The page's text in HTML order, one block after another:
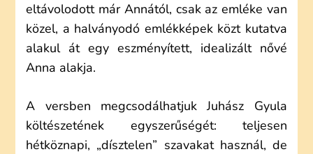
eltávolodott már Annától, csak az emléke van
közel, a halványodó emlékképek közt kutatva
alakul át egy eszményített, idealizált nővé
Anna alakja.
A versben megcsodálhatjuk Juhász Gyula
költészetének egyszerűségét: teljesen
hétköznapi, „dísztelen” szavakat használ, de